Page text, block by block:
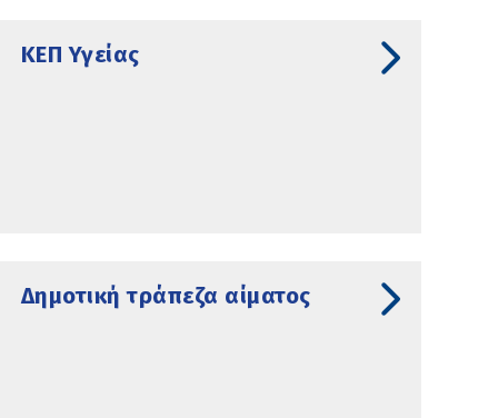
ΚΕΠ Υγείας
Δημοτική τράπεζα αίματος